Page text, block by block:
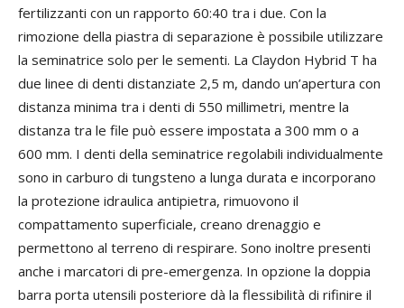
fertilizzanti con un rapporto 60:40 tra i due. Con la
rimozione della piastra di separazione è possibile utilizzare
la seminatrice solo per le sementi. La Claydon Hybrid T ha
due linee di denti distanziate 2,5 m, dando un’apertura con
distanza minima tra i denti di 550 millimetri, mentre la
distanza tra le file può essere impostata a 300 mm o a
600 mm. I denti della seminatrice regolabili individualmente
sono in carburo di tungsteno a lunga durata e incorporano
la protezione idraulica antipietra, rimuovono il
compattamento superficiale, creano drenaggio e
permettono al terreno di respirare. Sono inoltre presenti
anche i marcatori di pre-emergenza. In opzione la doppia
barra porta utensili posteriore dà la flessibilità di rifinire il